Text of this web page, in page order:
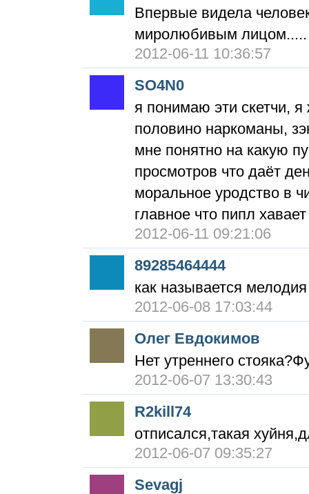
Впервые видела
миролюбивым лицом.....
2012-06-11 10:36:57
SO4N0
я понимаю эти скетчи,
половино наркоманы,
мне понятно на какую
просмотров что даёт
моральное уродство в
главное что пипл хавает
2012-06-11 09:21:06
89285464444
как называется
2012-06-08 17:03:44
Олег Евдокимов
Нет утреннего
2012-06-07 13:30:43
R2kill74
отписался,такая
2012-06-07 09:35:27
Sevagj